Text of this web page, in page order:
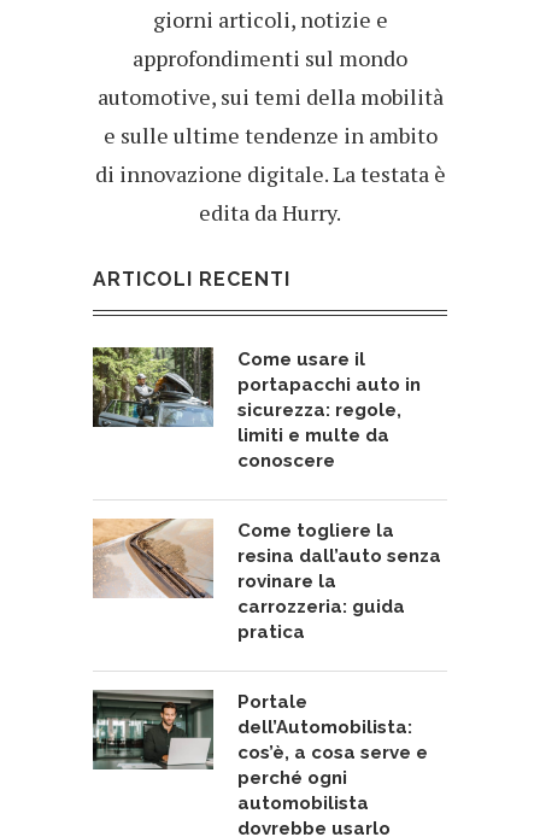
giorni articoli, notizie e
approfondimenti sul mondo
automotive, sui temi della mobilità
e sulle ultime tendenze in ambito
di innovazione digitale. La testata è
edita da Hurry.
ARTICOLI RECENTI
Come usare il
portapacchi auto in
sicurezza: regole,
limiti e multe da
conoscere
Come togliere la
resina dall’auto senza
rovinare la
carrozzeria: guida
pratica
Portale
dell’Automobilista:
cos’è, a cosa serve e
perché ogni
automobilista
dovrebbe usarlo